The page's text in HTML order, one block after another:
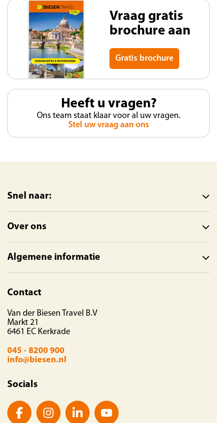
Vraag gratis
brochure aan
Gratis brochure
Heeft u vragen?
Ons team staat klaar voor al uw vragen.
Stel uw vraag aan ons
Snel naar:
Over ons
Algemene informatie
Contact
Van der Biesen Travel B.V
Markt 21
6461 EC Kerkrade
045 - 8200 900
info@biesen.nl
Socials